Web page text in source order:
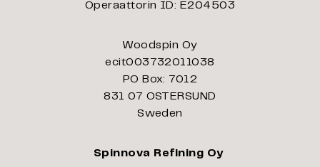
Operaattorin ID: E204503
Woodspin Oy
ecit003732011038
PO Box: 7012
831 07 OSTERSUND
Sweden
Spinnova Refining Oy